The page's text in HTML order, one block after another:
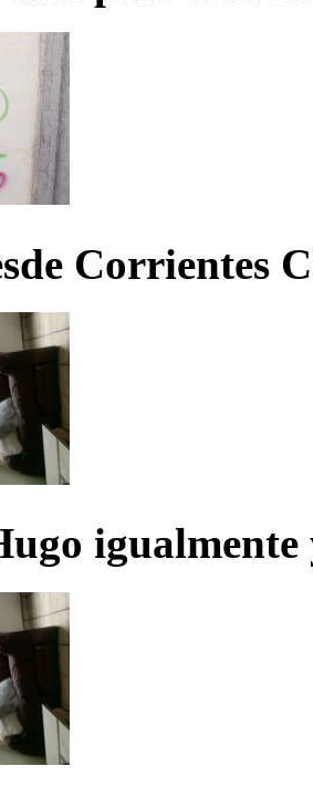
Corrientes
igualmente